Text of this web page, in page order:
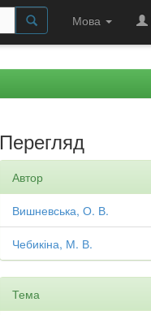
Мова
Перегляд
Автор
Вишневська, О. В.
Чебикіна, М. В.
Тема